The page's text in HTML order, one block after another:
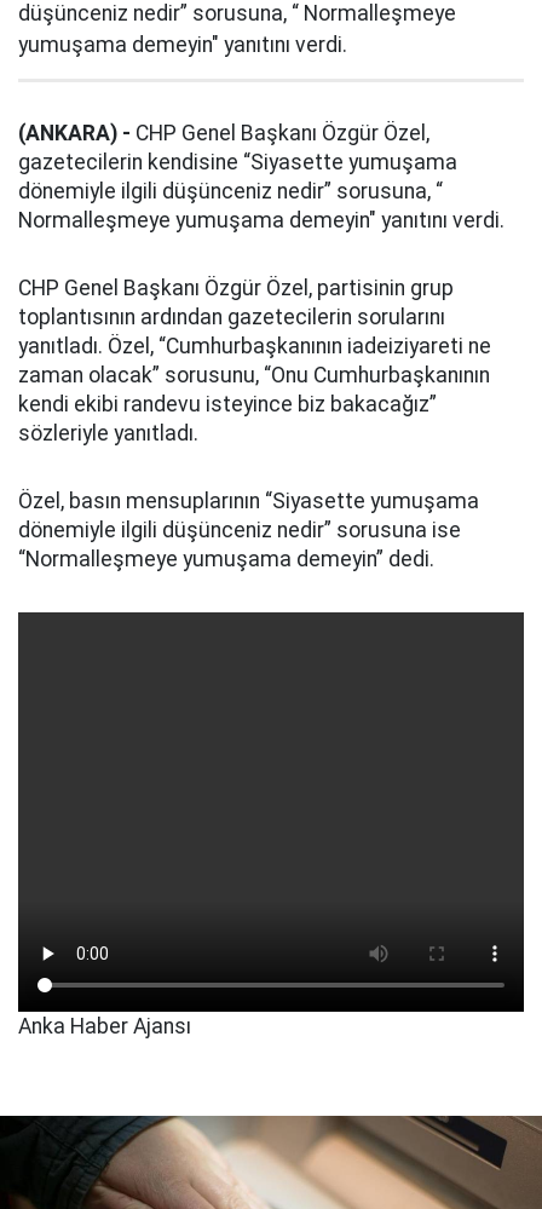
düşünceniz nedir” sorusuna, “ Normalleşmeye
yumuşama demeyin" yanıtını verdi.
(ANKARA) - CHP Genel Başkanı Özgür Özel,
gazetecilerin kendisine “Siyasette yumuşama
dönemiyle ilgili düşünceniz nedir” sorusuna, “
Normalleşmeye yumuşama demeyin" yanıtını verdi.
CHP Genel Başkanı Özgür Özel, partisinin grup
toplantısının ardından gazetecilerin sorularını
yanıtladı. Özel, “Cumhurbaşkanının iadeiziyareti ne
zaman olacak” sorusunu, “Onu Cumhurbaşkanının
kendi ekibi randevu isteyince biz bakacağız”
sözleriyle yanıtladı.
Özel, basın mensuplarının “Siyasette yumuşama
dönemiyle ilgili düşünceniz nedir” sorusuna ise
“Normalleşmeye yumuşama demeyin” dedi.
Anka Haber Ajansı